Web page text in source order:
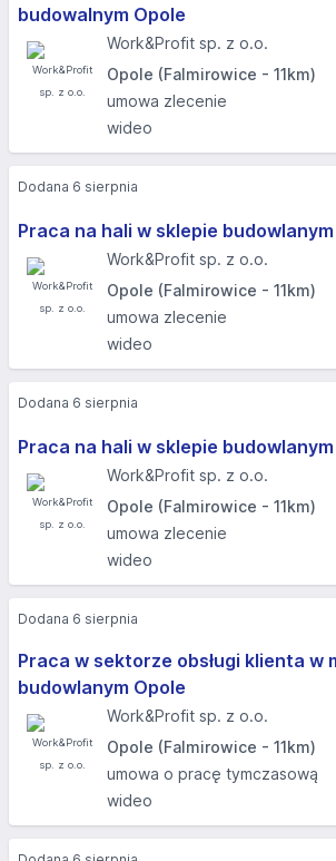
budowalnym Opole
Work&Profit sp. z o.o.
Opole (Falmirowice - 11km)
umowa zlecenie
wideo
Praca na hali w sklepie
Work&Profit sp. z o.o.
Opole (Falmirowice - 11km)
umowa zlecenie
wideo
Dodana 6 sierpnia
Praca na hali w sklepie
Work&Profit sp. z o.o.
Opole (Falmirowice - 11km)
umowa zlecenie
wideo
Dodana 6 sierpnia
Praca w sektorze obsługi klienta w
budowlanym Opole
Work&Profit sp. z o.o.
Opole (Falmirowice - 11km)
umowa o pracę tymczasową
wideo
Dodana 6 sierpnia